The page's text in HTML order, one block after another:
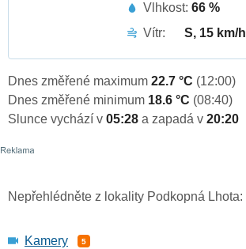
Vlhkost: 66 %
Vítr:
S, 15 km/h
Dnes změřené maximum 22.7 °C (12:00)
Dnes změřené minimum 18.6 °C (08:40)
Slunce vychází v 05:28 a zapadá v 20:20
Nepřehlédněte z lokality Podkopná Lhota:
Kamery 5